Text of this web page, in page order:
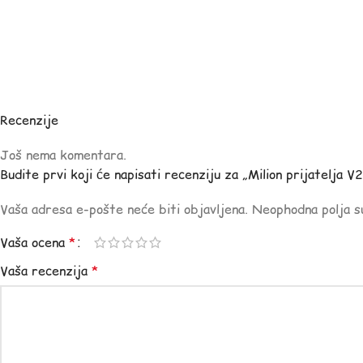
Recenzije
Još nema komentara.
Budite prvi koji će napisati recenziju za „Milion prijatelja
Vaša adresa e-pošte neće biti objavljena. Neophodna polja
Vaša ocena *
Vaša recenzija *